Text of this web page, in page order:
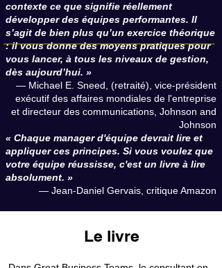
contexte ce que signifie réellement
développer des équipes performantes. Il
s’agit de bien plus qu’un exercice théorique
: il vous donne des moyens pratiques pour
vous lancer, à tous les niveaux de gestion,
dès aujourd’hui. »
— Michael E. Sneed, (retraité), vice-président
exécutif des affaires mondiales de l'entreprise
et directeur des communications, Johnson and
Johnson
« Chaque manager d'équipe devrait lire et
appliquer ces principes. Si vous voulez que
votre équipe réussisse, c'est un livre à lire
absolument. »
— Jean-Daniel Gervais, critique Amazon
Le livre